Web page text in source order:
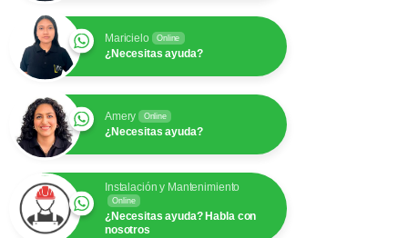
Maricielo Online
¿Necesitas ayuda?
Amery Online
¿Necesitas ayuda?
Instalación y Mantenimiento
Online
¿Necesitas ayuda? Habla con
nosotros